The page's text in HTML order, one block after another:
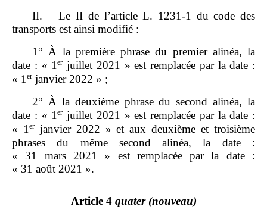
II. – Le II de l’article L. 1231‑1 du code des
transports est ainsi modifié :
1° À la première phrase du premier alinéa, la
date : « 1er juillet 2021 » est remplacée par la date :
« 1 er janvier 2022 » ;
2° À la deuxième phrase du second alinéa, la
date : « 1er juillet 2021 » est remplacée par la date :
« 1erjanvier 2022 » et aux deuxième et troisième
phrases du même second alinéa, la date :
« 31 mars 2021 » est remplacée par la date :
« 31 août 2021 ».
Article 4 quater (nouveau)